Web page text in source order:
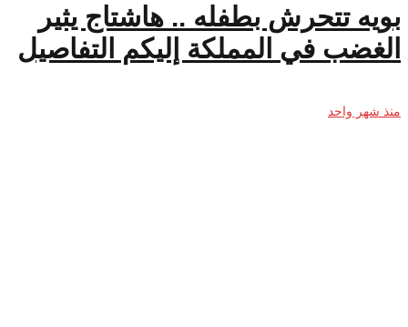
بويه تتحرش بطفله .. هاشتاج يثير
الغضب في المملكة إليكم التفاصيل
منذ شهر واحد